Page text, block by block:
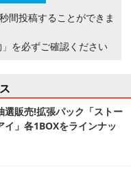
間投稿することができま
を必ずご確認ください
選販売!拡張パック「ストー
」各1BOXをラインナッ